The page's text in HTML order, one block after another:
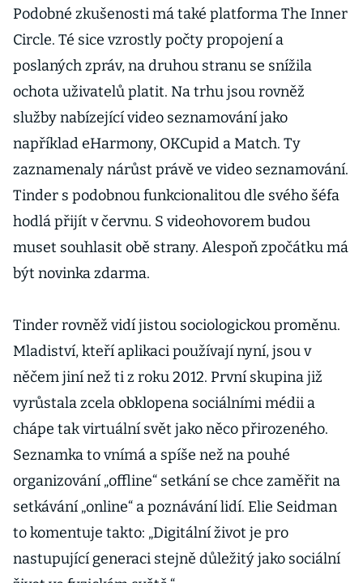
aplikace
krizové tlačítko
Podobné zkušenosti má také platforma The Inner
Circle. Té sice vzrostly počty propojení a
poslaných zpráv, na druhou stranu se snížila
ochota uživatelů platit. Na trhu jsou rovněž
služby nabízející video seznamování jako
například eHarmony, OKCupid a Match. Ty
zaznamenaly nárůst právě ve video seznamování.
Tinder s podobnou funkcionalitou dle svého šéfa
hodlá přijít v červnu. S videohovorem budou
muset souhlasit obě strany. Alespoň zpočátku má
být novinka zdarma.
Tinder rovněž vidí jistou sociologickou proměnu.
Mladiství, kteří aplikaci používají nyní, jsou v
něčem jiní než ti z roku 2012. První skupina již
vyrůstala zcela obklopena sociálními médii a
chápe tak virtuální svět jako něco přirozeného.
Seznamka to vnímá a spíše než na pouhé
organizování „offline“ setkání se chce zaměřit na
setkávání „online“ a poznávání lidí. Elie Seidman
to komentuje takto: „Digitální život je pro
nastupující generaci stejně důležitý jako sociální